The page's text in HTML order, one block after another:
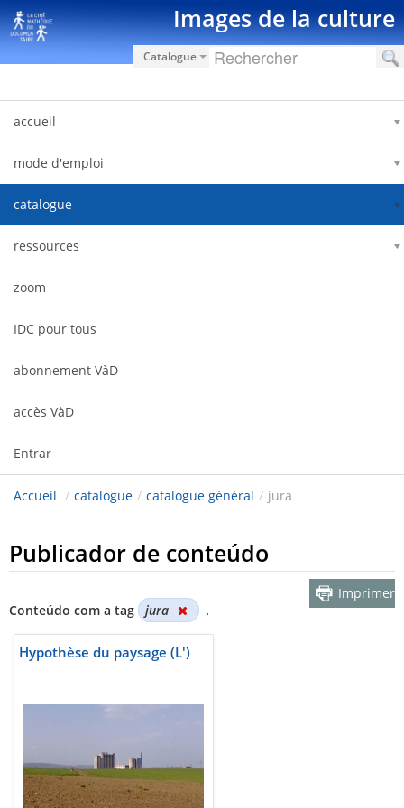
Pular para o conteúdo Images de la culture
Catalogue
accueil
mode d'emploi
catalogue
ressources
zoom
IDC pour tous
abonnement VàD
accès VàD
Entrar
Accueil / catalogue / catalogue général / jura
Publicador de conteúdo
Conteúdo com a tag jura .
Imprimer
Hypothèse du paysage (L')